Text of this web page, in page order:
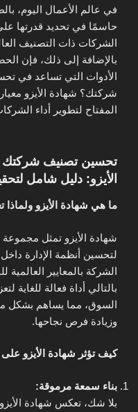
في عالم الأعمال اليوم،
حاسمًا في تحديد قدرتها
الشركات ذات التصنيف
بالإضافة إلى ذلك، فإن
الأدوات التي تساعد في
شركتك؟ شهادة الأيزو
المفتاح لتطوير أداء
تحسين تصنيف شركتك
الأيزو: دليل شامل
ما هي شهادة الأيزو
شهادة الأيزو تمثل مجموعة
لتحسين أنظمة الإدارة
الشركة بالمعايير العالمية
بالتالي أداة فعالة للغاية
السوق، مما يساهم
وزيادة فرص نجاحها.
كيف تؤثر شهادة الأيزو
بناء سمعة مرموقة:
بلا شك، تعكس شهادة